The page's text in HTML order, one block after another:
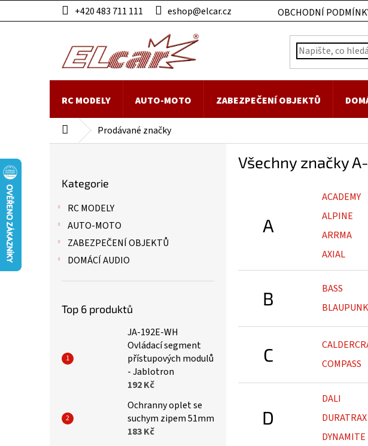
na
+420 483 711 111 eshop@elcar.cz OBCHODNÍ
RC MODELY AUTO-MOTO ZABEZPEČENÍ OBJEKTŮ
Domů Prodávané značky
kategorie
Kategorie
RC MODELY
AUTO-MOTO
ZABEZPEČENÍ OBJEKTŮ
DOMÁCÍ AUDIO
Top 6 produktů
JA-192E-WH
Ovládací segment
přístupových modulů
- Jablotron
192 Kč
Ochranny oplet se
suchym zipem 51mm
183 Kč
Všechny značky
A
ACADEMY
ALPINE
ARRMA
AXIAL
B BASS
C
COMPASS
D
DALI
DURATRAX
DYNAMITE